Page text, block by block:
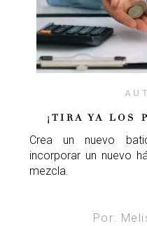
¡TIRA YA LOS
Crea un nuevo
incorporar un nuevo
mezcla.
Por: